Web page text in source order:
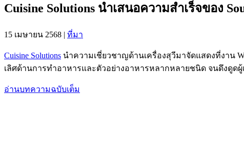
Cuisine Solutions นำเสนอความสำเร็จของ
15 เมษายน 2568 | ที่มา
Cuisine Solutions นำความเชี่ยวชาญด้านเครื่องสุวีมาจัดแสดงที่งาน
เลิศด้านการทำอาหารและตัวอย่างอาหารหลากหลายชนิด จนดึงดูด
อ่านบทความฉบับเต็ม